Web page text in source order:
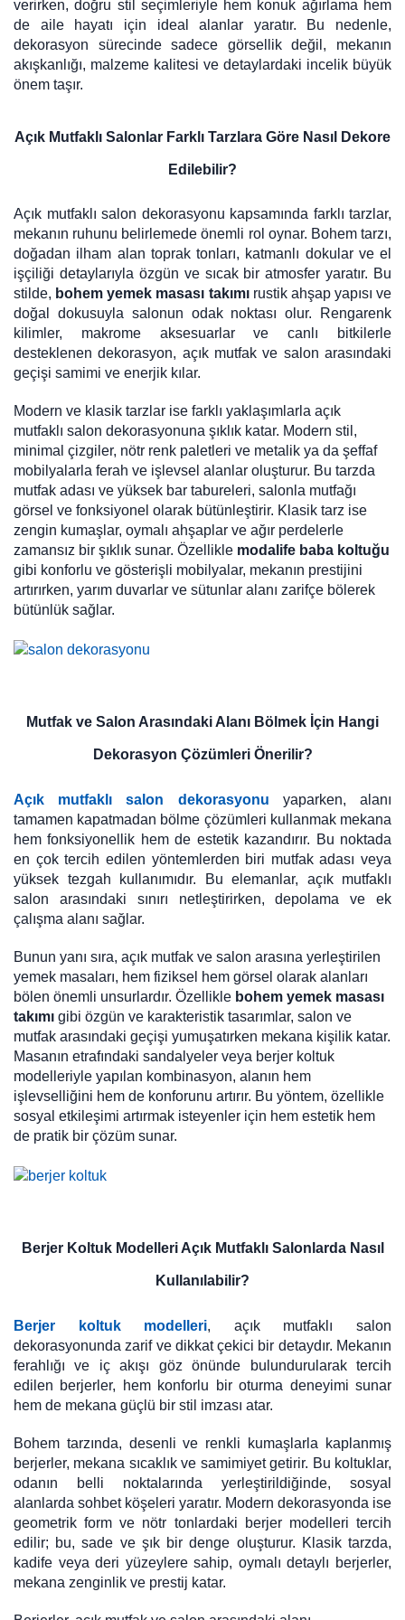
verirken, doğru stil seçimleriyle hem konuk ağırlama hem
de aile hayatı için ideal alanlar yaratır. Bu nedenle,
dekorasyon sürecinde sadece görsellik değil, mekanın
akışkanlığı, malzeme kalitesi ve detaylardaki incelik büyük
önem taşır.
Açık Mutfaklı Salonlar Farklı Tarzlara Göre Nasıl Dekore
Edilebilir?
Açık mutfaklı salon dekorasyonu kapsamında farklı tarzlar,
mekanın ruhunu belirlemede önemli rol oynar. Bohem tarzı,
doğadan ilham alan toprak tonları, katmanlı dokular ve el
işçiliği detaylarıyla özgün ve sıcak bir atmosfer yaratır. Bu
stilde, bohem yemek masası takımırustik ahşap yapısı ve
doğal dokusuyla salonun odak noktası olur. Rengarenk
kilimler, makrome aksesuarlar ve canlı bitkilerle
desteklenen dekorasyon, açık mutfak ve salon arasındaki
geçişi samimi ve enerjik kılar.
Modern ve klasik tarzlar ise farklı yaklaşımlarla açık
mutfaklı salon dekorasyonuna şıklık katar. Modern stil,
minimal çizgiler, nötr renk paletleri ve metalik ya da şeffaf
mobilyalarla ferah ve işlevsel alanlar oluşturur. Bu tarzda
mutfak adası ve yüksek bar tabureleri, salonla mutfağı
görsel ve fonksiyonel olarak bütünleştirir. Klasik tarz ise
zengin kumaşlar, oymalı ahşaplar ve ağır perdelerle
zamansız bir şıklık sunar. Özellikle modalife baba koltuğu
gibi konforlu ve gösterişli mobilyalar, mekanın prestijini
artırırken, yarım duvarlar ve sütunlar alanı zarifçe bölerek
bütünlük sağlar.
Mutfak ve Salon Arasındaki Alanı Bölmek İçin Hangi
Dekorasyon Çözümleri Önerilir?
Açık mutfaklı salon dekorasyonu yaparken, alanı
tamamen kapatmadan bölme çözümleri kullanmak mekana
hem fonksiyonellik hem de estetik kazandırır. Bu noktada
en çok tercih edilen yöntemlerden biri mutfak adası veya
yüksek tezgah kullanımıdır. Bu elemanlar, açık mutfaklı
salon arasındaki sınırı netleştirirken, depolama ve ek
çalışma alanı sağlar.
Bunun yanı sıra, açık mutfak ve salon arasına yerleştirilen
yemek masaları, hem fiziksel hem görsel olarak alanları
bölen önemli unsurlardır. Özellikle bohem yemek masası
takımı gibi özgün ve karakteristik tasarımlar, salon ve
mutfak arasındaki geçişi yumuşatırken mekana kişilik katar.
Masanın etrafındaki sandalyeler veya berjer koltuk
modelleriyle yapılan kombinasyon, alanın hem
işlevselliğini hem de konforunu artırır. Bu yöntem, özellikle
sosyal etkileşimi artırmak isteyenler için hem estetik hem
de pratik bir çözüm sunar.
Berjer Koltuk Modelleri Açık Mutfaklı Salonlarda Nasıl
Kullanılabilir?
Berjer koltuk modelleri, açık mutfaklı salon
dekorasyonunda zarif ve dikkat çekici bir detaydır. Mekanın
ferahlığı ve iç akışı göz önünde bulundurularak tercih
edilen berjerler, hem konforlu bir oturma deneyimi sunar
hem de mekana güçlü bir stil imzası atar.
Bohem tarzında, desenli ve renkli kumaşlarla kaplanmış
berjerler, mekana sıcaklık ve samimiyet getirir. Bu koltuklar,
odanın belli noktalarında yerleştirildiğinde, sosyal
alanlarda sohbet köşeleri yaratır. Modern dekorasyonda ise
geometrik form ve nötr tonlardaki berjer modelleri tercih
edilir; bu, sade ve şık bir denge oluşturur. Klasik tarzda,
kadife veya deri yüzeylere sahip, oymalı detaylı berjerler,
mekana zenginlik ve prestij katar.
Tv
Üniteleri/Sehpaları
Orta Sehpa
Orta Puflar
Oturma Odası
Puf Modelleri
Genç Odası
Baza
Masa Setleri
Duvar Rafı
Köşe Rafı
Tablo